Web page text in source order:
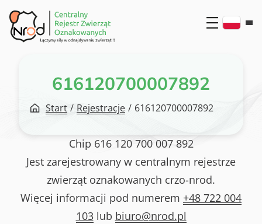
Przejdź
do
treści
616120700007892
Start / Rejestracje / 616120700007892
Chip 616 120 700 007 892
Jest zarejestrowany w centralnym rejestrze
zwierząt oznakowanych crzo-nrod.
Więcej informacji pod numerem +48 722 004
103lub biuro@nrod.pl